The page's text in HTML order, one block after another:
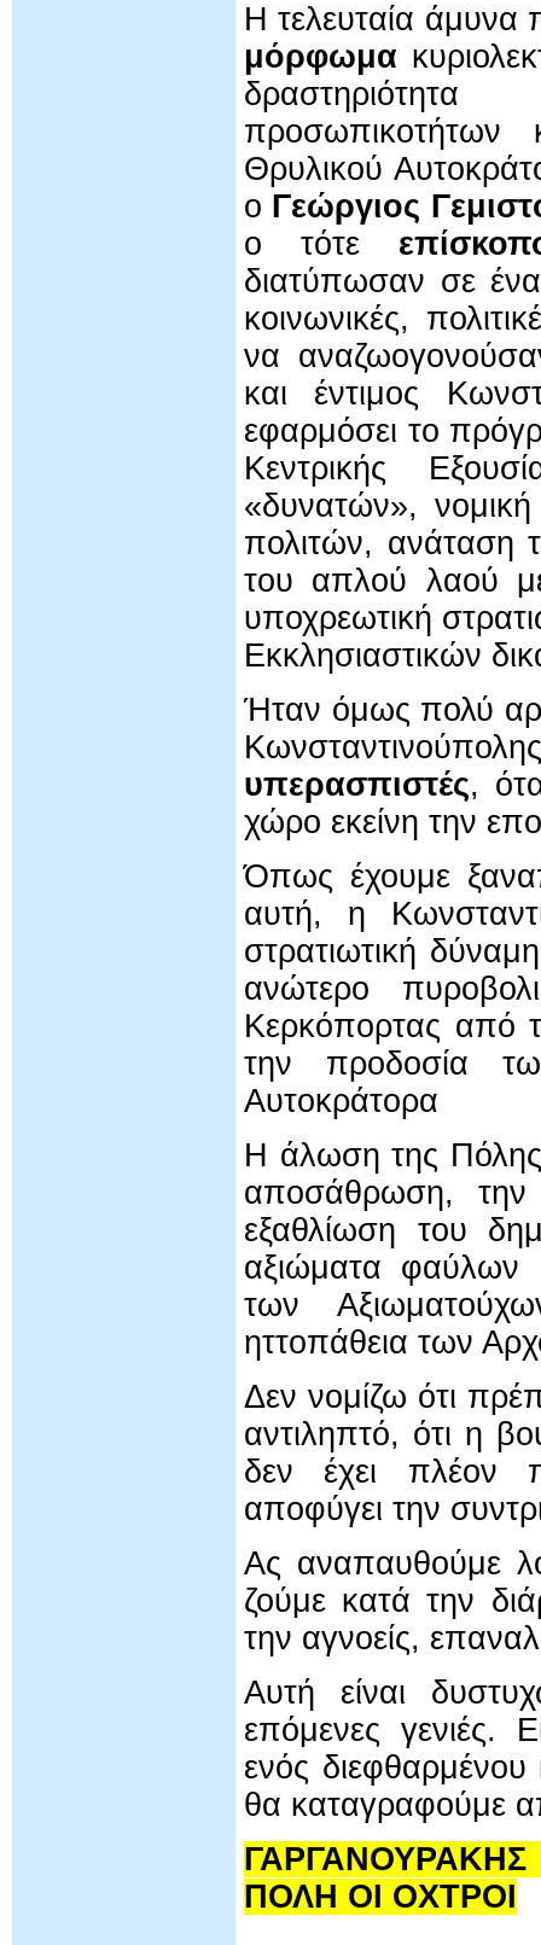
Η τελευταία άμυνα
μόρφωμα
προσωπικοτήτων
Θρυλικού
ο Γεώργιος
ο τότε
διατύπωσαν σε ένα
κοινωνικές,
να
και έντιμος
εφαρμόσει το
Κεντρικής
«δυνατών»,
πολιτών, ανάταση
του απλού λαού
υποχρεωτική
Εκκλησιαστικών
Ήταν όμως πολύ
υπερασπιστές,
χώρο εκείνη την
Όπως έχουμε
αυτή, η
στρατιωτική
ανώτερο
Κερκόπορτας από
την προδοσία
Αυτοκράτορα
Η άλωση της Πόλης
αποσάθρωση, την
εξαθλίωση του
αξιώματα
των
ηττοπάθεια των
Δεν νομίζω ότι
αντιληπτό, ότι η
δεν έχει πλέον
αποφύγει την
Ας αναπαυθούμε
ζούμε κατά την
την αγνοείς,
Αυτή είναι
επόμενες γενιές.
ενός
θα καταγραφούμε
ΠΟΛΗ ΟΙ ΟΧΤΡΟΙ